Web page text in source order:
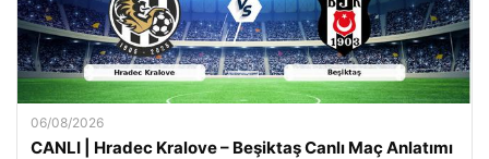
06/08/2026
CANLI | Hradec Kralove – Beşiktaş Canlı Maç Anlatımı